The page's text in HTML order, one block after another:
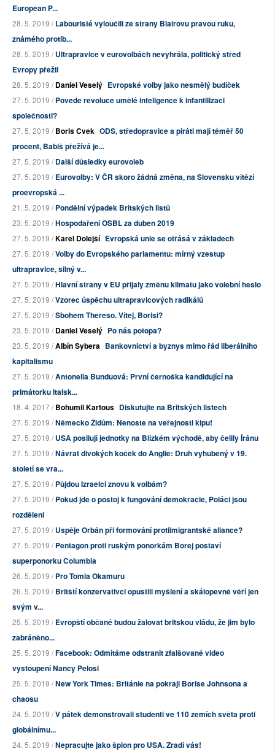
European P...
28. 5. 2019 /Labouristé vyloučili ze strany Blairovu pravou ruku,
známého protib...
28. 5. 2019 /Ultrapravice v eurovolbách nevyhrála, politický střed
Evropy přežil
28. 5. 2019 /Daniel Veselý Evropské volby jako nesmělý budíček
27. 5. 2019 /Povede revoluce umělé inteligence k infantilizaci
společnosti?
27. 5. 2019 /Boris Cvek ODS, středopravice a piráti mají téměř 50
procent, Babiš přežívá je...
27. 5. 2019 /Další důsledky eurovoleb
27. 5. 2019 /Eurovolby: V ČR skoro žádná změna, na Slovensku vítězí
proevropská ...
21. 5. 2019 /Pondělní výpadek Britských listů
23. 5. 2019 /Hospodaření OSBL za duben 2019
27. 5. 2019 /Karel Dolejší Evropská unie se otřásá v základech
27. 5. 2019 /Volby do Evropského parlamentu: mírný vzestup
ultrapravice, silný v...
27. 5. 2019 /Hlavní strany v EU přijaly změnu klimatu jako volební heslo
27. 5. 2019 /Vzorec úspěchu ultrapravicových radikálů
27. 5. 2019 /Sbohem Thereso. Vítej, Borisi?
23. 5. 2019 /Daniel Veselý Po nás potopa?
23. 5. 2019 /Albín Sybera Bankovnictví a byznys mimo řád liberálního
kapitalismu
27. 5. 2019 /Antonella Bunduová: První černoška kandidující na
primátorku italsk...
18. 4. 2017 /Bohumil Kartous Diskutujte na Britských listech
27. 5. 2019 /Německo Židům: Nenoste na veřejnosti kipu!
27. 5. 2019 /USA posilují jednotky na Blízkém východě, aby čelily Íránu
27. 5. 2019 /Návrat divokých koček do Anglie: Druh vyhubený v 19.
století se vra...
27. 5. 2019 /Půjdou Izraelci znovu k volbám?
27. 5. 2019 /Pokud jde o postoj k fungování demokracie, Poláci jsou
rozděleni
27. 5. 2019 /Uspěje Orbán při formování protiimigrantské aliance?
27. 5. 2019 /Pentagon proti ruským ponorkám Borej postaví
superponorku Columbia
26. 5. 2019 /Pro Tomia Okamuru
26. 5. 2019 /Britští konzervativci opustili myšlení a skálopevně věří jen
svým v...
25. 5. 2019 /Evropští občané budou žalovat britskou vládu, že jim bylo
zabráněno...
25. 5. 2019 /Facebook: Odmítáme odstranit zfalšované video
vystoupení Nancy Pelosi
25. 5. 2019 /New York Times: Británie na pokraji Borise Johnsona a
chaosu
24. 5. 2019 /V pátek demonstrovali studenti ve 110 zemích světa proti
globálnímu...
24. 5. 2019 /Nepracujte jako špion pro USA. Zradí vás!